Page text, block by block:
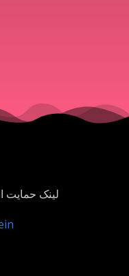
لینک حمایت